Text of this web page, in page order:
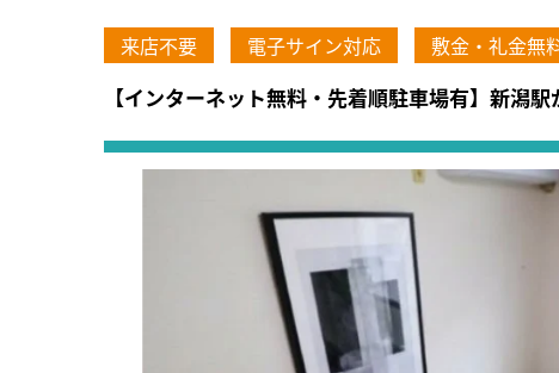
来店不要 電子サイン対応 敷金・礼金無
【インターネット無料・先着順駐車場有】新潟